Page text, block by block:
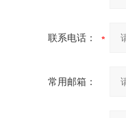
联系电话：
常用邮箱：